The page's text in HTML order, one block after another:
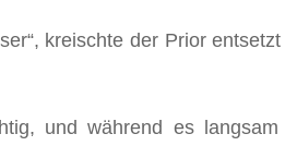
kreischte der Prior
und während es